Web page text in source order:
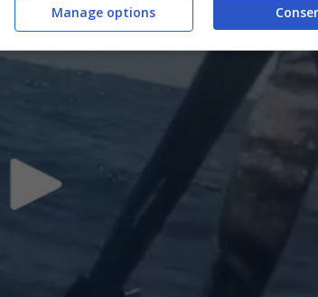
Manage options